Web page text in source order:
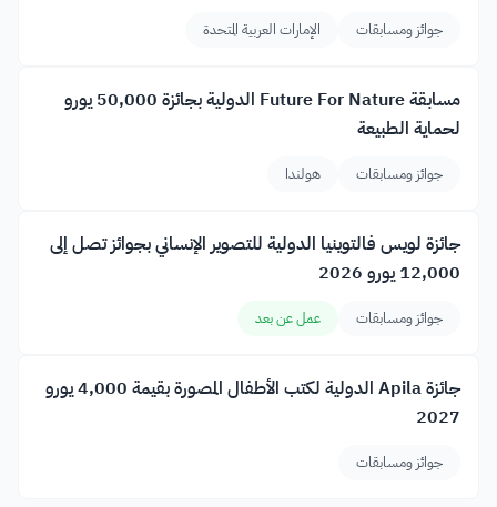
جوائز ومسابقات الإمارات العربية المتحدة
مسابقة Future For Nature الدولية بجائزة 50,000 يورو
لحماية الطبيعة
جوائز ومسابقات هولندا
جائزة لويس فالتوينيا الدولية للتصوير الإنساني بجوائز تصل إلى
12,000 يورو 2026
جوائز ومسابقات عمل عن بعد
جائزة Apila الدولية لكتب الأطفال المصورة بقيمة 4,000 يورو
2027
جوائز ومسابقات